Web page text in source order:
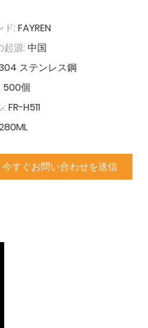
ド: FAYREN
起源: 中国
ステンレス鋼
500個
: FR-H511
今すぐお問い合わせを送信